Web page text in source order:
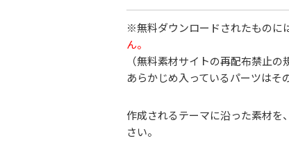
※無料ダウンロードされたものに
ん。
（無料素材サイトの再配布禁止の
あらかじめ入っているパーツはそ
作成されるテーマに沿った素材を
さい。